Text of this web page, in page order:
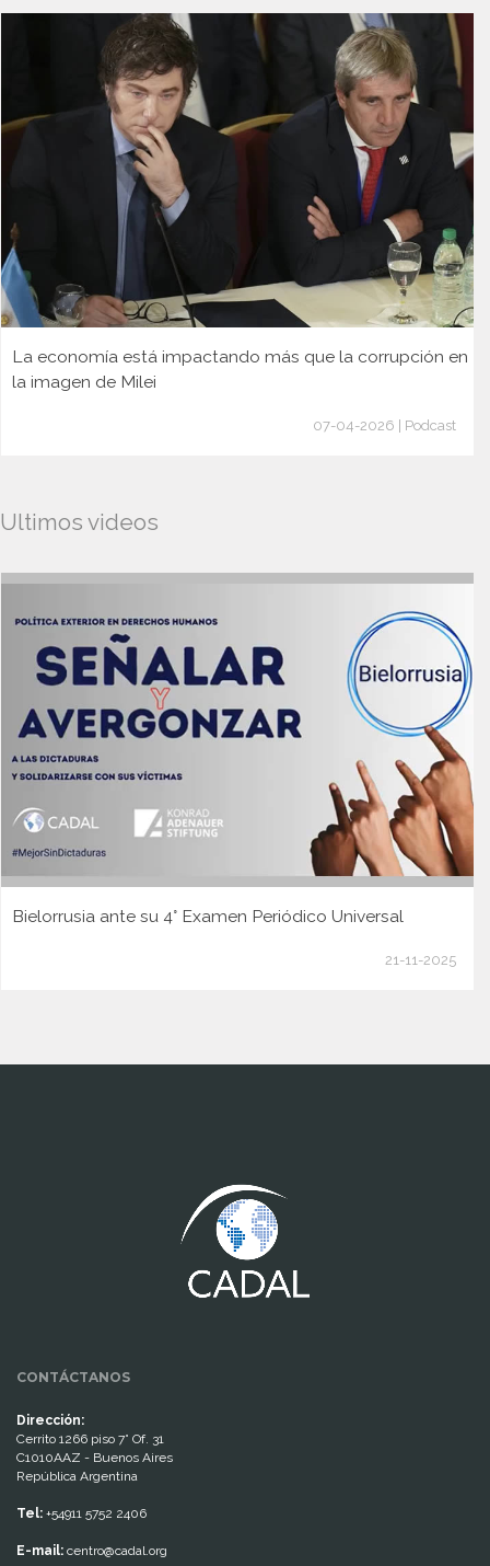
La economía está impactando más que la corrupción en
la imagen de Milei
07-04-2026 | Podcast
Ultimos videos
Bielorrusia ante su 4° Examen Periódico Universal
21-11-2025
CONTÁCTANOS
Dirección:
Cerrito 1266 piso 7° Of. 31
C1010AAZ - Buenos Aires
República Argentina
Tel: +54911 5752 2406
E-mail: centro@cadal.org